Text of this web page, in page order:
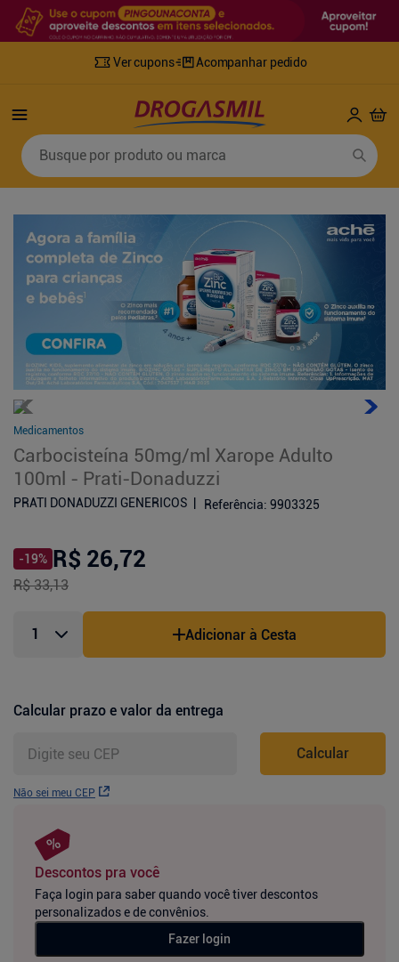
Ver cupons Acompanhar pedido
Busque por produto ou marca
Medicamentos
Carbocisteína 50mg/ml Xarope Adulto
100ml - Prati-Donaduzzi
PRATI DONADUZZI GENERICOS Referência: 9903325
-19% R$ 26,72
R$ 33,13
Adicionar à Cesta
Calcular prazo e valor da entrega
Não sei meu CEP
Calcular
Descontos pra você
Faça login para saber quando você tiver descontos
personalizados e de convênios.
Fazer login
Termos mais buscados
retinol
4º
mounjaro
5º fralda geriatrica
8º
9º
fralda xg
10º shampoo